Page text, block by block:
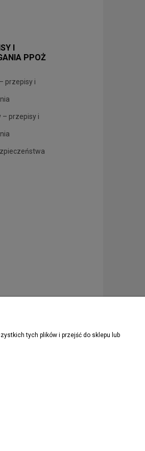
I
PPOŻ
przepisy i
– przepisy i
tych plików i przejść do sklepu lub